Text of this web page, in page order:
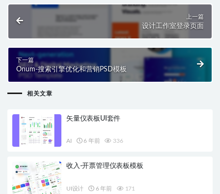
上一篇
设计工作室登录页面
下一篇
Onum-搜索引擎优化和营销PSD模板
相关文章
矢量仪表板UI套件
AI 6 年前 336
收入-开票管理仪表板模板
UI设计 6 年前 171